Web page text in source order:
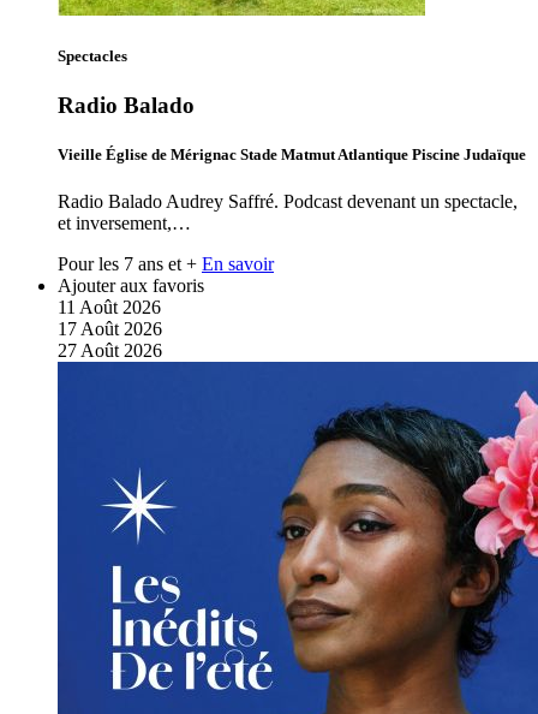
Spectacles
Radio Balado
Vieille Église de Mérignac Stade Matmut Atlantique Piscine Judaïque
Radio Balado Audrey Saffré. Podcast devenant un spectacle,
et inversement,…
Pour les 7 ans et + En savoir
Ajouter aux favoris
11 Août 2026
17 Août 2026
27 Août 2026